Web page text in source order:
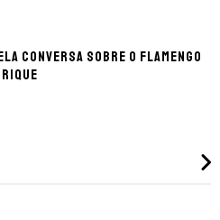
conversa sobre o Flamengo